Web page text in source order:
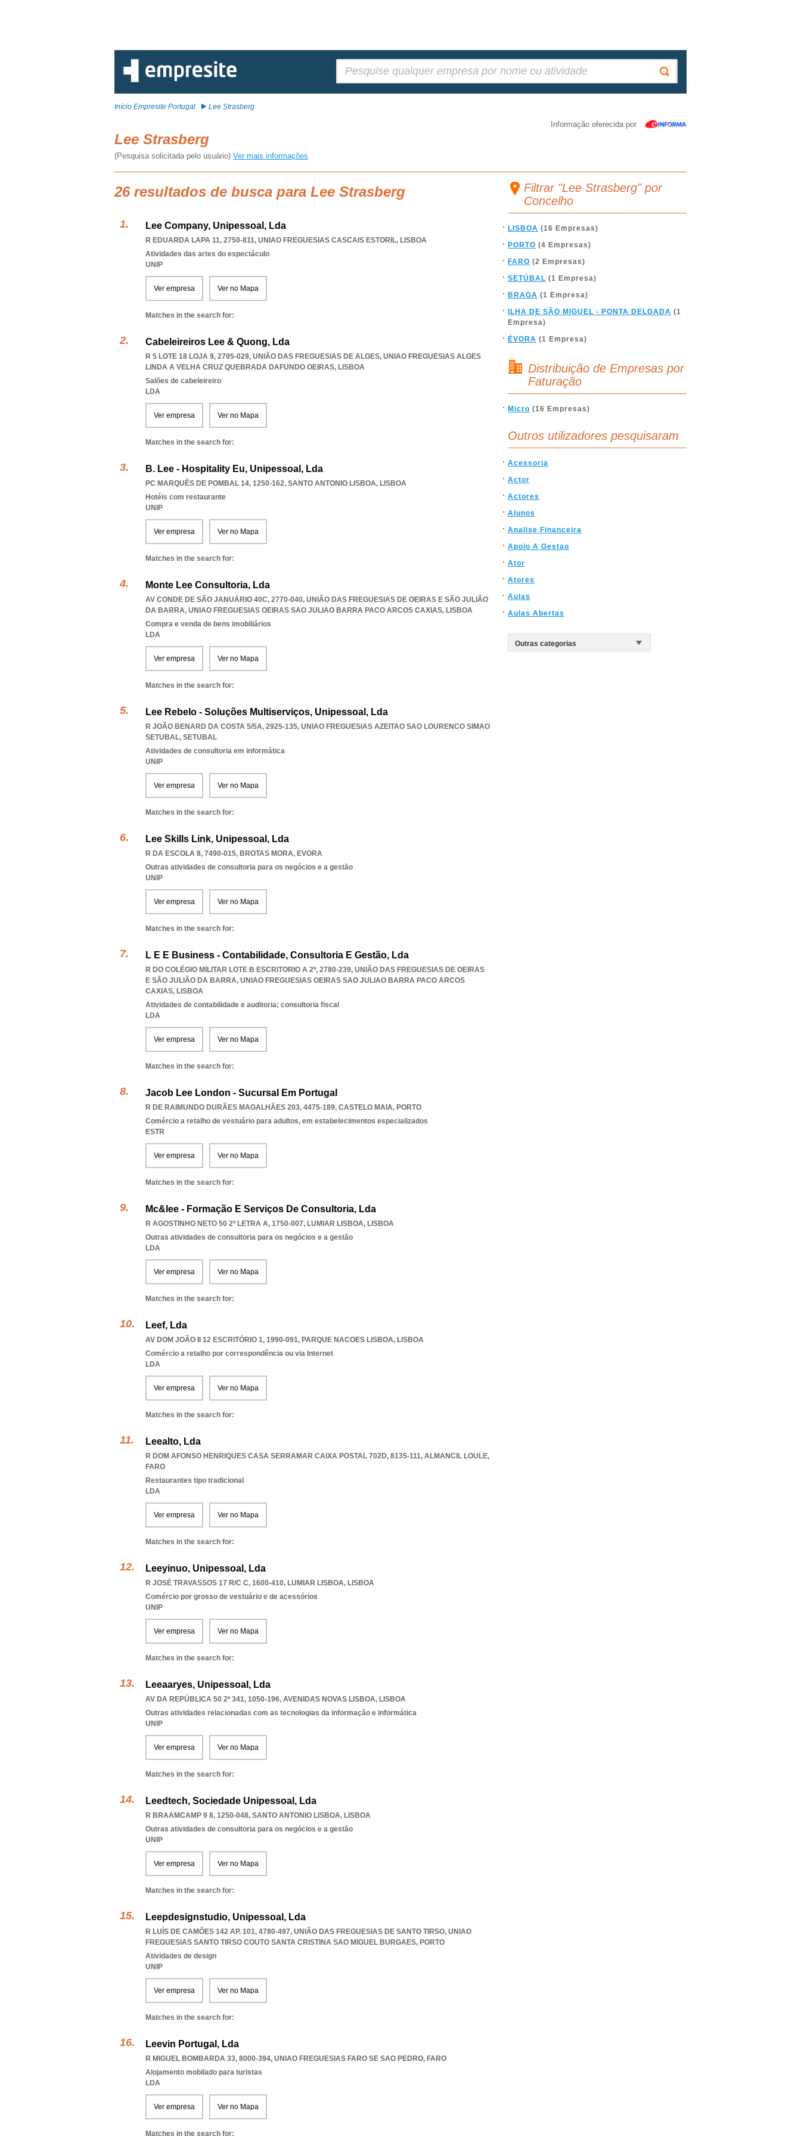
Início Empresite Portugal Lee Strasberg
Informação oferecida por
Lee Strasberg
(Pesquisa solicitada pelo usuário) Ver mais informações
26 resultados de busca para Lee Strasberg
Lee Company, Unipessoal, Lda
R EDUARDA LAPA 11, 2750-811, UNIAO FREGUESIAS CASCAIS ESTORIL, LISBOA
Atividades das artes do espectáculo
UNIP
Ver empresa Ver no Mapa
Matches in the search for:
Cabeleireiros Lee & Quong, Lda
R 5 LOTE 18 LOJA 9, 2795-029, UNIÃO DAS FREGUESIAS DE ALGES, UNIAO FREGUESIAS ALGES
LINDA A VELHA CRUZ QUEBRADA DAFUNDO OEIRAS, LISBOA
Salões de cabeleireiro
LDA
Ver empresa Ver no Mapa
Matches in the search for:
B. Lee - Hospitality Eu, Unipessoal, Lda
PC MARQUÊS DE POMBAL 14, 1250-162, SANTO ANTONIO LISBOA, LISBOA
Hotéis com restaurante
UNIP
Ver empresa Ver no Mapa
Matches in the search for:
Monte Lee Consultoria, Lda
AV CONDE DE SÃO JANUÁRIO 40C, 2770-040, UNIÃO DAS FREGUESIAS DE OEIRAS E SÃO JULIÃO
DA BARRA, UNIAO FREGUESIAS OEIRAS SAO JULIAO BARRA PACO ARCOS CAXIAS, LISBOA
Compra e venda de bens imobiliários
LDA
Ver empresa Ver no Mapa
Matches in the search for:
Lee Rebelo - Soluções Multiserviços, Unipessoal, Lda
R JOÃO BENARD DA COSTA 5/5A, 2925-135, UNIAO FREGUESIAS AZEITAO SAO LOURENCO SIMAO
SETUBAL, SETUBAL
Atividades de consultoria em informática
UNIP
Ver empresa Ver no Mapa
Matches in the search for:
Lee Skills Link, Unipessoal, Lda
R DA ESCOLA 8, 7490-015, BROTAS MORA, EVORA
Outras atividades de consultoria para os negócios e a gestão
UNIP
Ver empresa Ver no Mapa
Matches in the search for:
L E E Business - Contabilidade, Consultoria E Gestão, Lda
R DO COLÉGIO MILITAR LOTE B ESCRITORIO A 2º, 2780-239, UNIÃO DAS FREGUESIAS DE OEIRAS
E SÃO JULIÃO DA BARRA, UNIAO FREGUESIAS OEIRAS SAO JULIAO BARRA PACO ARCOS
CAXIAS, LISBOA
Atividades de contabilidade e auditoria; consultoria fiscal
LDA
Ver empresa Ver no Mapa
Matches in the search for:
Jacob Lee London - Sucursal Em Portugal
R DE RAIMUNDO DURÃES MAGALHÃES 203, 4475-189, CASTELO MAIA, PORTO
Comércio a retalho de vestuário para adultos, em estabelecimentos especializados
ESTR
Ver empresa Ver no Mapa
Matches in the search for:
Mc&lee - Formação E Serviços De Consultoria, Lda
R AGOSTINHO NETO 50 2º LETRA A, 1750-007, LUMIAR LISBOA, LISBOA
Outras atividades de consultoria para os negócios e a gestão
LDA
Ver empresa Ver no Mapa
Matches in the search for:
Leef, Lda
AV DOM JOÃO II 12 ESCRITÓRIO 1, 1990-091, PARQUE NACOES LISBOA, LISBOA
Comércio a retalho por correspondência ou via Internet
LDA
Ver empresa Ver no Mapa
Matches in the search for:
Leealto, Lda
R DOM AFONSO HENRIQUES CASA SERRAMAR CAIXA POSTAL 702D, 8135-111, ALMANCIL LOULE,
FARO
Restaurantes tipo tradicional
LDA
Ver empresa Ver no Mapa
Matches in the search for:
Leeyinuo, Unipessoal, Lda
R JOSÉ TRAVASSOS 17 R/C C, 1600-410, LUMIAR LISBOA, LISBOA
Comércio por grosso de vestuário e de acessórios
UNIP
Ver empresa Ver no Mapa
Matches in the search for:
Leeaaryes, Unipessoal, Lda
AV DA REPÚBLICA 50 2º 341, 1050-196, AVENIDAS NOVAS LISBOA, LISBOA
Outras atividades relacionadas com as tecnologias da informação e informática
UNIP
Ver empresa Ver no Mapa
Matches in the search for:
Leedtech, Sociedade Unipessoal, Lda
R BRAAMCAMP 9 8, 1250-048, SANTO ANTONIO LISBOA, LISBOA
Outras atividades de consultoria para os negócios e a gestão
UNIP
Ver empresa Ver no Mapa
Matches in the search for:
Leepdesignstudio, Unipessoal, Lda
R LUÍS DE CAMÕES 142 AP. 101, 4780-497, UNIÃO DAS FREGUESIAS DE SANTO TIRSO, UNIAO
FREGUESIAS SANTO TIRSO COUTO SANTA CRISTINA SAO MIGUEL BURGAES, PORTO
Atividades de design
UNIP
Ver empresa Ver no Mapa
Matches in the search for:
Leevin Portugal, Lda
R MIGUEL BOMBARDA 33, 8000-394, UNIAO FREGUESIAS FARO SE SAO PEDRO, FARO
Alojamento mobilado para turistas
LDA
Ver empresa Ver no Mapa
Matches in the search for:
Filtrar "Lee Strasberg" por
Concelho
LISBOA (16 Empresas)
PORTO (4 Empresas)
FARO (2 Empresas)
SETÚBAL (1 Empresa)
BRAGA (1 Empresa)
ILHA DE SÃO MIGUEL - PONTA DELGADA (1
Empresa)
ÉVORA (1 Empresa)
Distribuição de Empresas por
Faturação
Micro (16 Empresas)
Outros utilizadores pesquisaram
Acessoria
Actor
Actores
Alunos
Analise Financeira
Apoio A Gestao
Ator
Atores
Aulas
Aulas Abertas